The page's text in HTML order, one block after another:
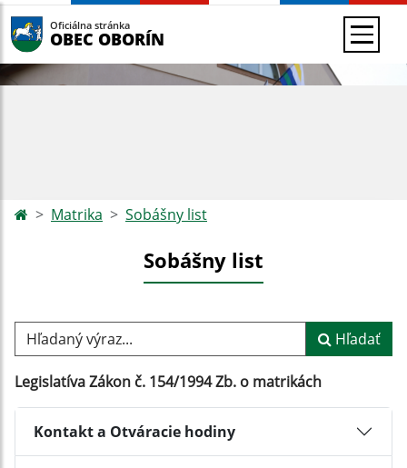
Oficiálna stránka
OBEC OBORÍN
Matrika Sobášny list
Sobášny list
Hľadaný výraz... Hľadať
Legislatíva Zákon č. 154/1994 Zb. o matrikách
Kontakt a Otváracie hodiny